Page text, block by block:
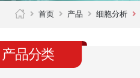
首页 产品 细胞分析
产品分类